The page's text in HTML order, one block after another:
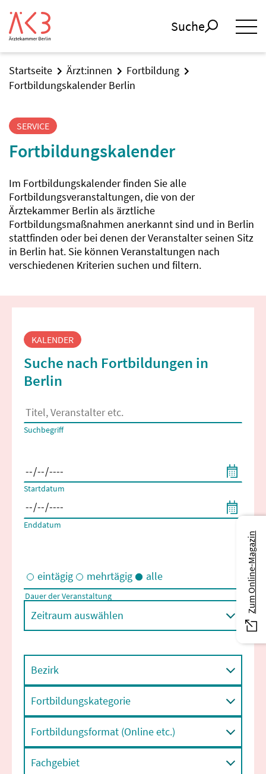
Suche
Startseite Ärzt:innen
Fortbildung
Fortbildungskalender Berlin
SERVICE
Fortbildungskalender
Im Fortbildungskalender finden Sie alle
Fortbildungsveranstaltungen, die von der
Ärztekammer Berlin als ärztliche
Fortbildungsmaßnahmen anerkannt sind und in Berlin
stattfinden oder bei denen der Veranstalter seinen Sitz
in Berlin hat. Sie können Veranstaltungen nach
verschiedenen Kriterien suchen und filtern.
Fortbildungssuche
KALENDER
Suche nach Fortbildungen in
Berlin
Es erscheinen Suchvorschläge, wenn mindestens 2 Zeichen
Suchbegriff
Startdatum
Enddatum
Eintägige und/oder mehrtägige Veranstaltungen
eintägig mehrtägig alle
Dauer der Veranstaltung
Zeitraum auswählen
Bezirk
Fortbildungskategorie
Fortbildungsformat (Online etc.)
Fachgebiet
Zum Online-Magazin